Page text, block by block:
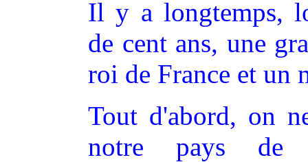
Il y a longtemps,
de cent ans, une
roi de France et un
Tout d'abord, on
notre pays de